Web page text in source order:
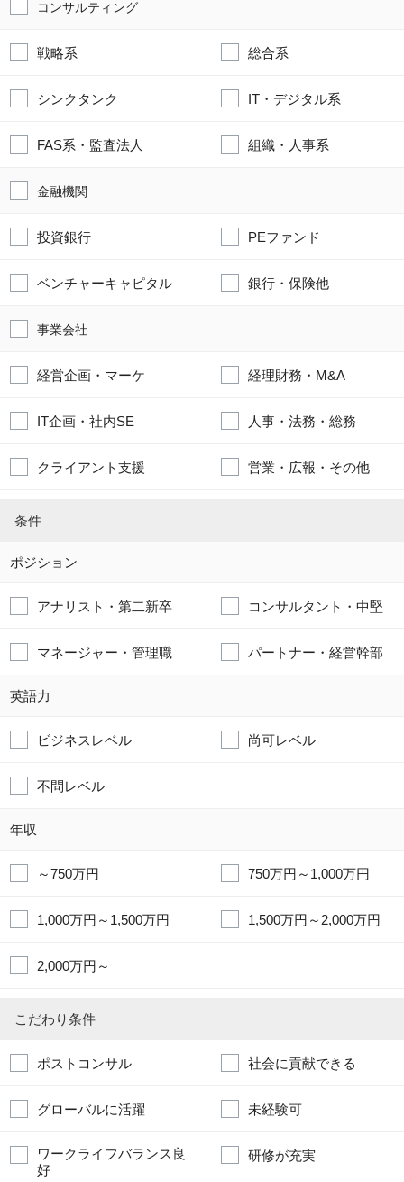
コンサルティング
戦略系 総合系
シンクタンク IT・デジタル系
FAS系・監査法人 組織・人事系
金融機関
投資銀行 PEファンド
ベンチャーキャピタル 銀行・保険他
事業会社
経営企画・マーケ 経理財務・M&A
IT企画・社内SE 人事・法務・総務
クライアント支援 営業・広報・その他
条件
ポジション
アナリスト・第二新卒 コンサルタント・中堅
マネージャー・管理職 パートナー・経営幹部
英語力
ビジネスレベル 尚可レベル
不問レベル
年収
～750万円 750万円～1,000万円
1,000万円～1,500万円 1,500万円～2,000万円
2,000万円～
こだわり条件
ポストコンサル 社会に貢献できる
グローバルに活躍 未経験可
ワークライフバランス良
好
研修が充実